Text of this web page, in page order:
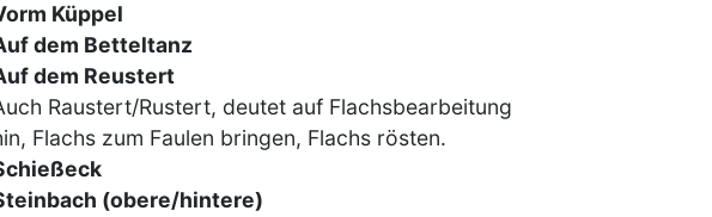
Küppel
dem Betteltanz
dem Reustert
Raustert/Rustert, deutet auf Flachsbearbeitung
Flachs zum Faulen bringen, Flachs rösten.
(obere/hintere)